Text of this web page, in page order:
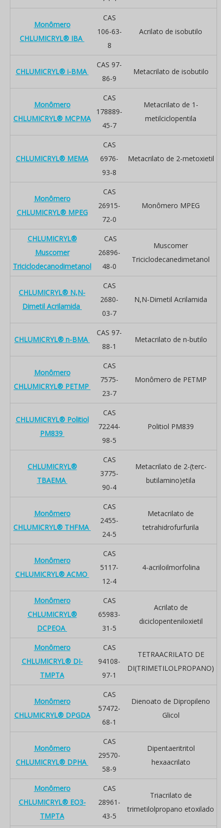
Monômero
CHLUMICRYL® IBA
CAS
106-63-
8
Acrilato de isobutilo
CHLUMICRYL® i-BMA
CAS 97-
86-9
Metacrilato de isobutilo
Monômero
CHLUMICRYL® MCPMA
CAS
178889-
45-7
Metacrilato de 1-
metilciclopentila
CHLUMICRYL® MEMA
CAS
6976-
93-8
Metacrilato de 2-metoxietil
Monômero
CHLUMICRYL® MPEG
CAS
26915-
72-0
Monômero MPEG
CHLUMICRYL®
Muscomer
Triciclodecanodimetanol
CAS
26896-
48-0
Muscomer
Triciclodecanedimetanol
CHLUMICRYL® N,N-
Dimetil Acrilamida
CAS
2680-
03-7
N,N-Dimetil Acrilamida
CHLUMICRYL® n-BMA
CAS 97-
88-1
Metacrilato de n-butilo
Monômero
CHLUMICRYL® PETMP
CAS
7575-
23-7
Monômero de PETMP
CHLUMICRYL® Politiol
PM839
CAS
72244-
98-5
Politiol PM839
CHLUMICRYL®
TBAEMA
CAS
3775-
90-4
Metacrilato de 2-(terc-
butilamino)etila
Monômero
CHLUMICRYL® THFMA
CAS
2455-
24-5
Metacrilato de
tetrahidrofurfurila
Monômero
CHLUMICRYL® ACMO
CAS
5117-
12-4
4-acriloilmorfolina
Monômero
CHLUMICRYL®
DCPEOA
CAS
65983-
31-5
Acrilato de
diciclopenteniloxietil
Monômero
CHLUMICRYL® DI-
TMPTA
CAS
94108-
97-1
TETRAACRILATO DE
DI(TRIMETILOLPROPANO)
Monômero
CHLUMICRYL® DPGDA
CAS
57472-
68-1
Dienoato de Dipropileno
Glicol
Monômero
CHLUMICRYL® DPHA
CAS
29570-
58-9
Dipentaeritritol
hexaacrilato
Monômero
CHLUMICRYL® EO3-
TMPTA
CAS
28961-
43-5
Triacrilato de
trimetilolpropano etoxilado